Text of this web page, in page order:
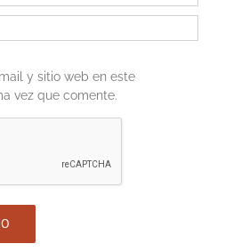
y sitio web en este
vez que comente.